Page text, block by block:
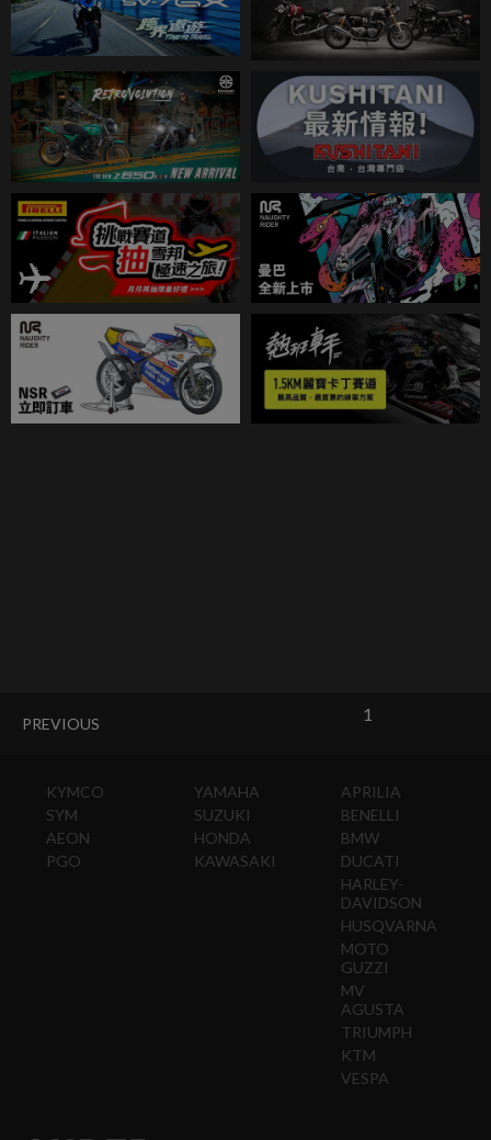
PREVIOUS 1
KYMCO
SYM
AEON
PGO
YAMAHA
SUZUKI
HONDA
KAWASAKI
APRILIA
BENELLI
BMW
DUCATI
HARLEY-
DAVIDSON
HUSQVARNA
MOTO
GUZZI
MV
AGUSTA
TRIUMPH
KTM
VESPA